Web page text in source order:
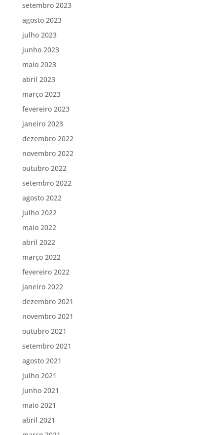
setembro 2023
agosto 2023
julho 2023
junho 2023
maio 2023
abril 2023
março 2023
fevereiro 2023
janeiro 2023
dezembro 2022
novembro 2022
outubro 2022
setembro 2022
agosto 2022
julho 2022
maio 2022
abril 2022
março 2022
fevereiro 2022
janeiro 2022
dezembro 2021
novembro 2021
outubro 2021
setembro 2021
agosto 2021
julho 2021
junho 2021
maio 2021
abril 2021